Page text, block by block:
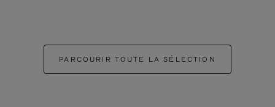
PARCOURIR TOUTE LA SÉLECTION